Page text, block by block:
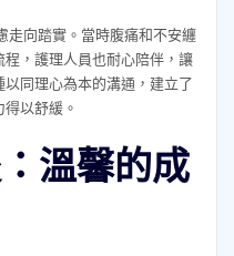
走向踏實。當時腹痛和不安纏
，護理人員也耐心陪伴，讓
同理心為本的溝通，建立了
以舒緩。
溫馨的成